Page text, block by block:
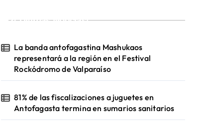
¡Ultimas Noticias!
La banda antofagastina Mashukaos
representará a la región en el Festival
Rockódromo de Valparaíso
81% de las fiscalizaciones a juguetes en
Antofagasta termina en sumarios sanitarios